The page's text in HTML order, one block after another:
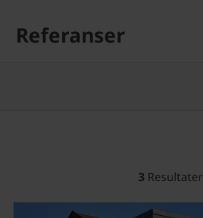
Referanser
3 Resultater